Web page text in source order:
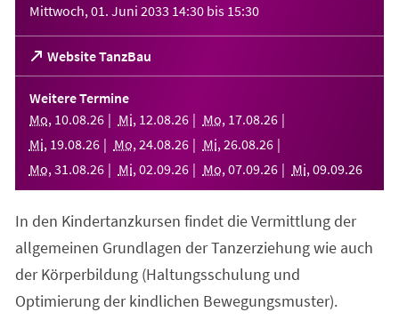
Mittwoch, 01. Juni 2033 14:30 bis 15:30
Website TanzBau
(Öffnet
in
einem
neuen
Tab)
Weitere Termine
Mo, 10.08.26 Mi, 12.08.26 Mo, 17.08.26
Mi, 19.08.26 Mo, 24.08.26 Mi, 26.08.26
Mo, 31 .08.26 Mi, 02.09.26 Mo, 07.09.26 Mi, 09.09.26
In den Kindertanzkursen findet die Vermittlung der
allgemeinen Grundlagen der Tanzerziehung wie auch
der Körperbildung (Haltungsschulung und
Optimierung der kindlichen Bewegungsmuster).